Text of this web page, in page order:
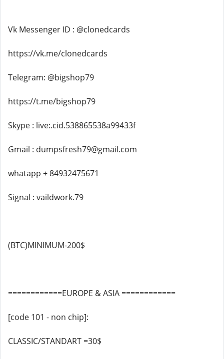
Vk Messenger ID : @clonedcards
https://vk.me/clonedcards
Telegram: @bigshop79
https://t.me/bigshop79
Skype : live:.cid.538865538a99433f
Gmail : dumpsfresh79@gmail.com
whatapp + 84932475671
Signal : vaildwork.79
(BTC)MINIMUM-200$
============EUROPE & ASIA ============
[code 101 - non chip]:
CLASSIC/STANDART =30$